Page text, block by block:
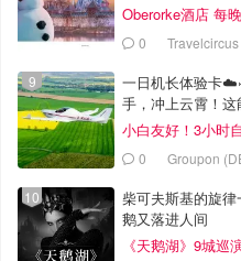
Oberorke酒店 每
0
一日机长体验卡
手，冲上云霄！
子！
小白友好！3小时
0 Groupon
柴可夫斯基的旋
鹅又落进人间
《天鹅湖》9城巡